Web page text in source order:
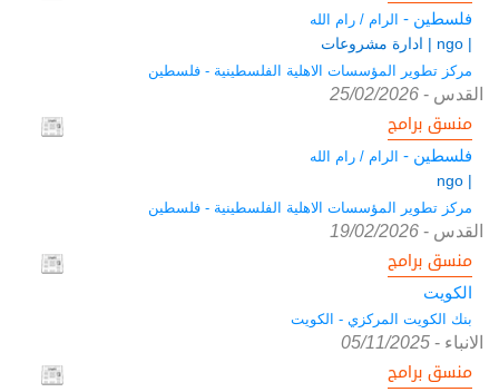
فلسطين - الرام / رام الله
| ngo | ادارة مشروعات
مركز تطوير المؤسسات الاهلية الفلسطينية - فلسطين
القدس -
25/02/2026
منسق برامج
فلسطين - الرام / رام الله
| ngo
مركز تطوير المؤسسات الاهلية الفلسطينية - فلسطين
القدس -
19/02/2026
منسق برامج
الكويت
بنك الكويت المركزي - الكويت
الانباء -
05/11/2025
منسق برامج